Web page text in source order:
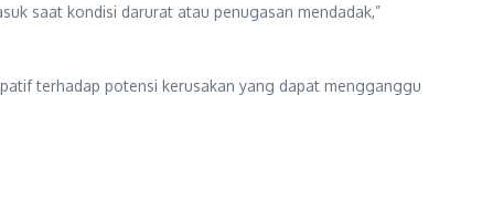
saat kondisi darurat atau penugasan mendadak,”
terhadap potensi kerusakan yang dapat mengganggu